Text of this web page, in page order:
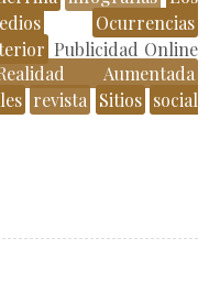
Ocurrencias
Publicidad Online
Aumentada
revista Sitios social